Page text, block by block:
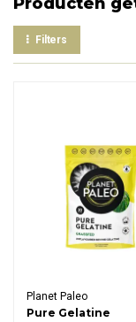
Filters
Planet Paleo
Pure Gelatine